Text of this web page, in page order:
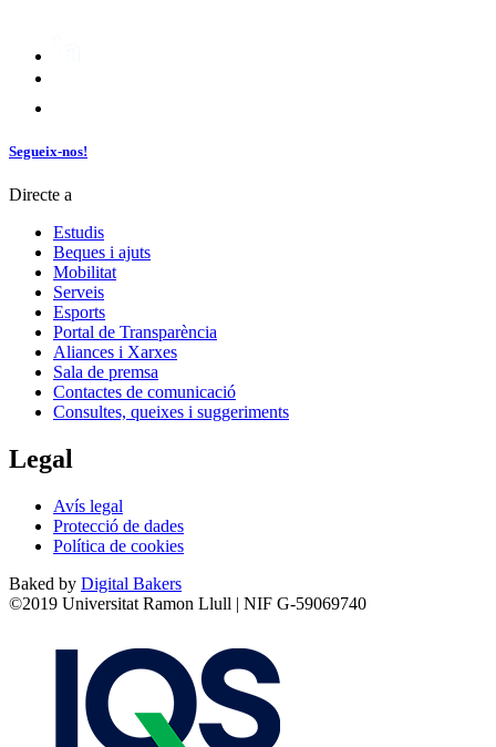
Segueix-nos!
Directe a
Estudis
Beques i ajuts
Mobilitat
Serveis
Esports
Portal de Transparència
Aliances i Xarxes
Sala de premsa
Contactes de comunicació
Consultes, queixes i suggeriments
Legal
Avís legal
Protecció de dades
Política de cookies
Baked by Digital Bakers
©2019 Universitat Ramon Llull | NIF G-59069740